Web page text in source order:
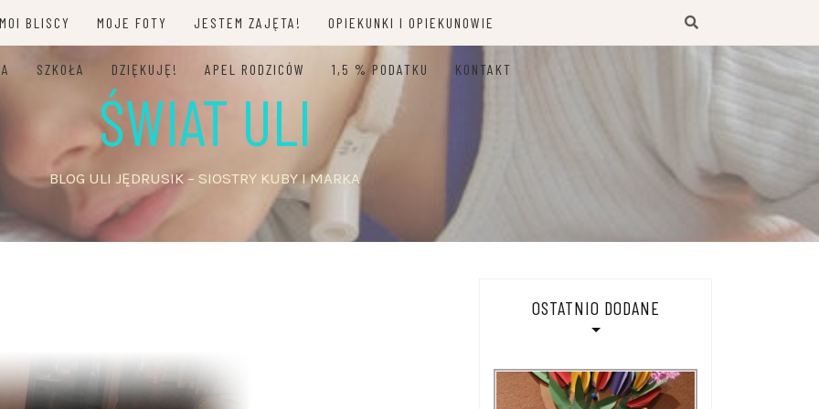
MOI BLISCY MOJE FOTY JESTEM ZAJĘTA! OPIEKUNKI I OPIEKUNOWIE
SZKOŁA DZIĘKUJĘ! APEL RODZICÓW 1,5 % PODATKU KONTAKT
ŚWIAT ULI
BLOG ULI JĘDRUSIK – SIOSTRY KUBY I MARKA
OSTATNIO DODANE